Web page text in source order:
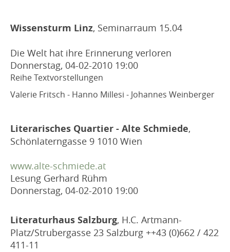
Wissensturm Linz, Seminarraum 15.04
Die Welt hat ihre Erinnerung verloren
Donnerstag, 04-02-2010 19:00
Reihe Textvorstellungen
Valerie Fritsch - Hanno Millesi - Johannes Weinberger
Literarisches Quartier - Alte Schmiede,
Schönlaterngasse 9 1010 Wien
www.alte-schmiede.at
Lesung Gerhard Rühm
Donnerstag, 04-02-2010 19:00
Literaturhaus Salzburg, H.C. Artmann-
Platz/Strubergasse 23 Salzburg ++43 (0)662 / 422
411-11